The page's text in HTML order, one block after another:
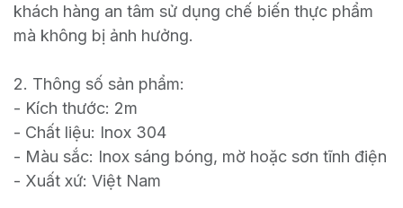
khách hàng an tâm sử dụng chế biến thực phẩm
mà không bị ảnh hưởng.
2. Thông số sản phẩm:
- Kích thước: 2m
- Chất liệu: Inox 304
- Màu sắc: Inox sáng bóng, mờ hoặc sơn tĩnh điện
- Xuất xứ: Việt Nam